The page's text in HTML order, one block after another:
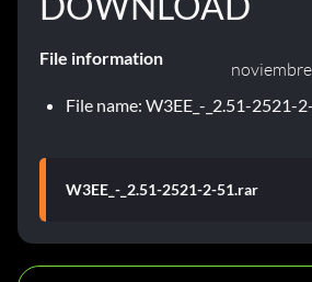
File information
File name: W3EE_-_2.51-2521-
W3EE_-_2.51-2521-2-51.rar